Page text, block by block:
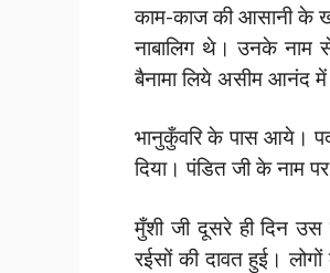
काम-काज की आसानी के
नाबालिग थे। उनके नाम
बैनामा लिये असीम आनंद में
भानुकुँवरि के पास आये।
दिया। पंडित जी के नाम
मुँशी जी दूसरे ही दिन
रईसों की दावत हुई।